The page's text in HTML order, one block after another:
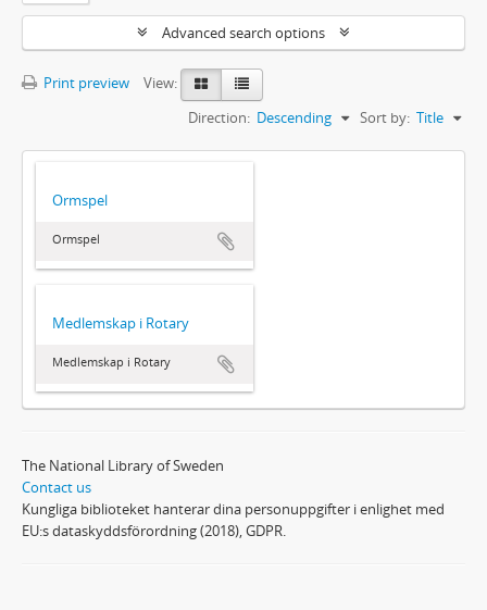
Advanced search options
Print preview
View:
Sort by: Title
Direction: Descending
Ormspel
Ormspel
Medlemskap i Rotary
Medlemskap i Rotary
The National Library of Sweden
Contact us
Kungliga biblioteket hanterar dina personuppgifter i enlighet med
EU:s dataskyddsförordning (2018), GDPR.